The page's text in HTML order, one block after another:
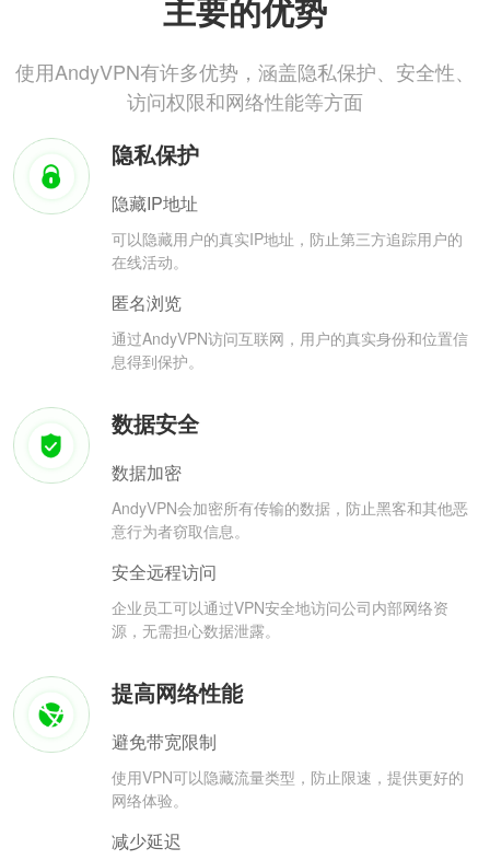
主要的优势
使用AndyVPN有许多优势，涵盖隐私保护、安全性、
访问权限和网络性能等方面
隐私保护
隐藏IP地址
可以隐藏用户的真实IP地址，防止第三方追踪用户的
在线活动。
匿名浏览
通过AndyVPN访问互联网，用户的真实身份和位置信
息得到保护。
数据安全
数据加密
AndyVPN会加密所有传输的数据，防止黑客和其他恶
意行为者窃取信息。
安全远程访问
企业员工可以通过VPN安全地访问公司内部网络资
源，无需担心数据泄露。
提高网络性能
避免带宽限制
使用VPN可以隐藏流量类型，防止限速，提供更好的
网络体验。
减少延迟